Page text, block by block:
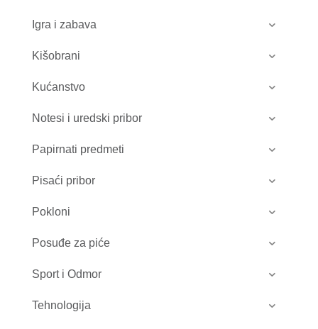
Igra i zabava
Kišobrani
Kućanstvo
Notesi i uredski pribor
Papirnati predmeti
Pisaći pribor
Pokloni
Posuđe za piće
Sport i Odmor
Tehnologija